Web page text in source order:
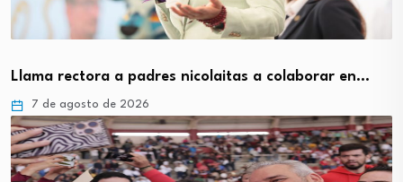
Llama rectora a padres nicolaitas a colaborar en…
7 de agosto de 2026